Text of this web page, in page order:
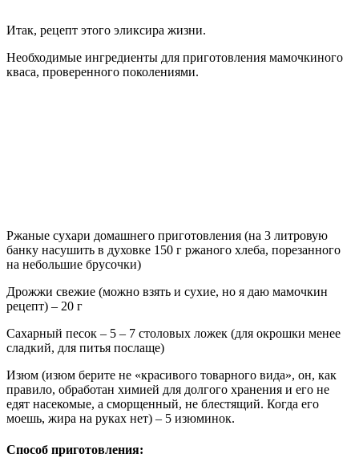
Итак, рецепт этого эликсира жизни.
Необходимые ингредиенты для приготовления мамочкиного
кваса, проверенного поколениями.
Ржаные сухари домашнего приготовления (на 3 литровую
банку насушить в духовке 150 г ржаного хлеба, порезанного
на небольшие брусочки)
Дрожжи свежие (можно взять и сухие, но я даю мамочкин
рецепт) – 20 г
Сахарный песок – 5 – 7 столовых ложек (для окрошки менее
сладкий, для питья послаще)
Изюм (изюм берите не «красивого товарного вида», он, как
правило, обработан химией для долгого хранения и его не
едят насекомые, а сморщенный, не блестящий. Когда его
моешь, жира на руках нет) – 5 изюминок.
Способ приготовления: